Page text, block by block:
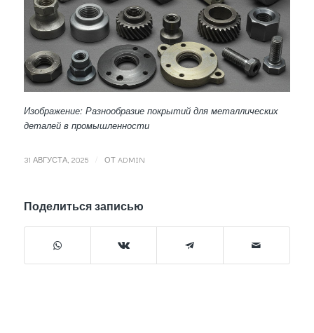
Изображение: Разнообразие покрытий для металлических
деталей в промышленности
31 АВГУСТА, 2025 ОТ ADMIN
Поделиться записью